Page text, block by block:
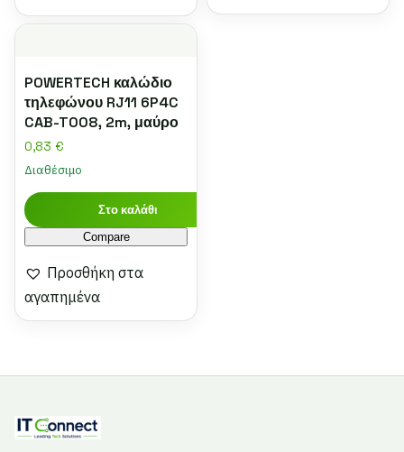
POWERTECH καλώδιο
τηλεφώνου RJ11 6P4C
CAB-T008, 2m, μαύρο
0,83 €
Διαθέσιμο
Στο καλάθι
Compare
Προσθήκη στα
αγαπημένα